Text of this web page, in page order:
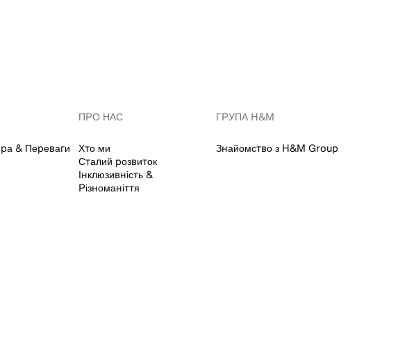
& Переваги
ПРО НАС
Хто ми
Сталий розвиток
Інклюзивність &
Різноманіття
ГРУПА H&M
Знайомство з H&M Group